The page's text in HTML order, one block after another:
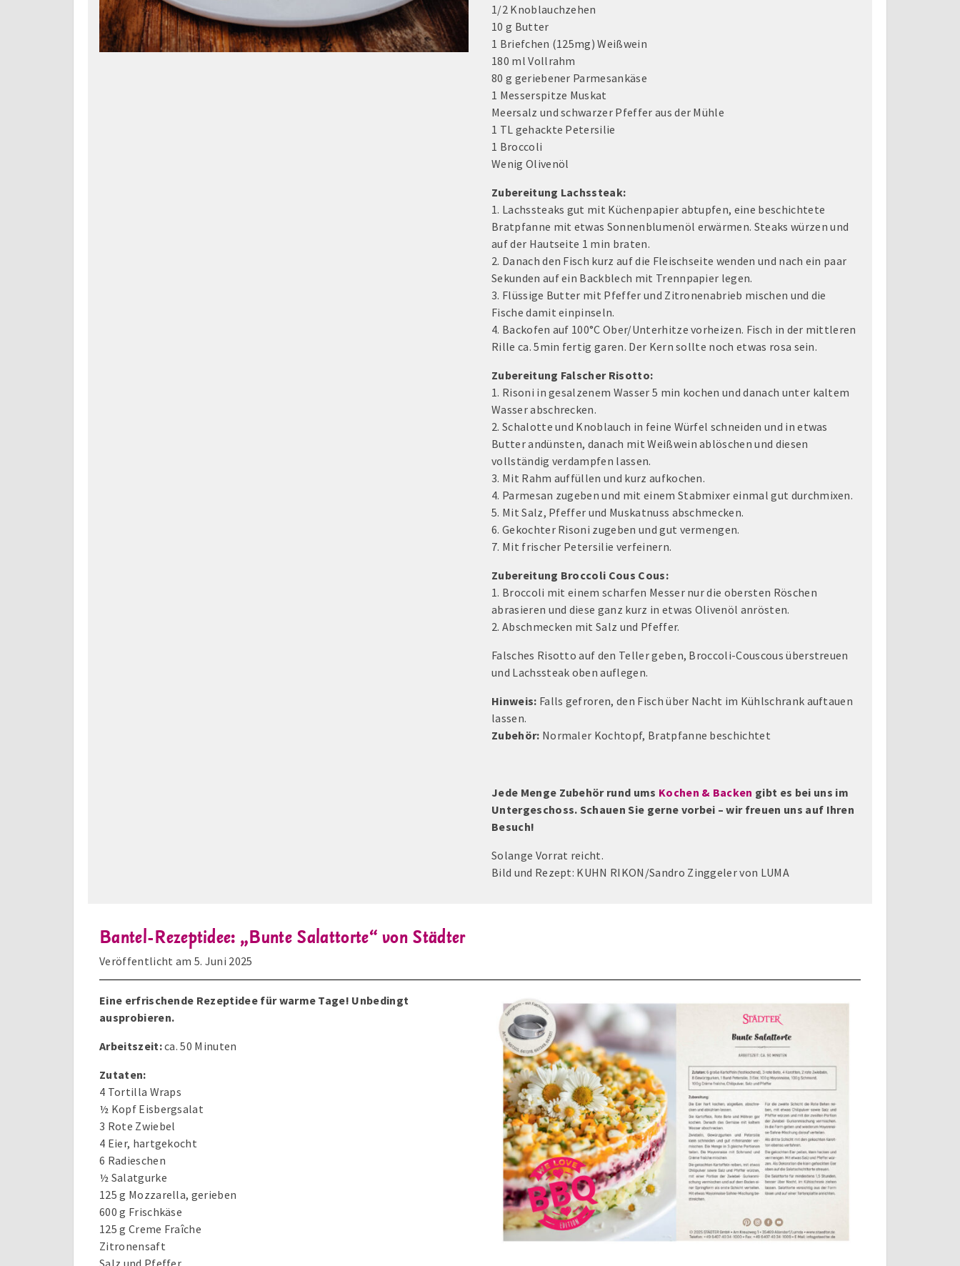
1/2 Knoblauchzehen
10 g Butter
1 Briefchen (125mg) Weißwein
180 ml Vollrahm
80 g geriebener Parmesankäse
1 Messerspitze Muskat
Meersalz und schwarzer Pfeffer aus der Mühle
1 TL gehackte Petersilie
1 Broccoli
Wenig Olivenöl
Zubereitung Lachssteak:
1. Lachssteaks gut mit Küchenpapier abtupfen, eine beschichtete
Bratpfanne mit etwas Sonnenblumenöl erwärmen. Steaks würzen und
auf der Hautseite 1 min braten.
2. Danach den Fisch kurz auf die Fleischseite wenden und nach ein paar
Sekunden auf ein Backblech mit Trennpapier legen.
3. Flüssige Butter mit Pfeffer und Zitronenabrieb mischen und die
Fische damit einpinseln.
4. Backofen auf 100°C Ober/Unterhitze vorheizen. Fisch in der mittleren
Rille ca. 5min fertig garen. Der Kern sollte noch etwas rosa sein.
Zubereitung Falscher Risotto:
1. Risoni in gesalzenem Wasser 5 min kochen und danach unter kaltem
Wasser abschrecken.
2. Schalotte und Knoblauch in feine Würfel schneiden und in etwas
Butter andünsten, danach mit Weißwein ablöschen und diesen
vollständig verdampfen lassen.
3. Mit Rahm auffüllen und kurz aufkochen.
4. Parmesan zugeben und mit einem Stabmixer einmal gut durchmixen.
5. Mit Salz, Pfeffer und Muskatnuss abschmecken.
6. Gekochter Risoni zugeben und gut vermengen.
7. Mit frischer Petersilie verfeinern.
Zubereitung Broccoli Cous Cous:
1. Broccoli mit einem scharfen Messer nur die obersten Röschen
abrasieren und diese ganz kurz in etwas Olivenöl anrösten.
2. Abschmecken mit Salz und Pfeffer.
Falsches Risotto auf den Teller geben, Broccoli-Couscous überstreuen
und Lachssteak oben auflegen.
Hinweis: Falls gefroren, den Fisch über Nacht im Kühlschrank auftauen
lassen.
Zubehör: Normaler Kochtopf, Bratpfanne beschichtet
Jede Menge Zubehör rund ums Kochen & Backen gibt es bei uns im
Untergeschoss. Schauen Sie gerne vorbei – wir freuen uns auf Ihren
Besuch!
Solange Vorrat reicht.
Bild und Rezept: KUHN RIKON/Sandro Zinggeler von LUMA
Bantel-Rezeptidee: „Bunte Salattorte“ von Städter
Veröffentlicht am 5. Juni 2025
Eine erfrischende Rezeptidee für warme Tage! Unbedingt
ausprobieren.
Arbeitszeit:ca. 50 Minuten
Zutaten:
4 Tortilla Wraps
½ Kopf Eisbergsalat
3 Rote Zwiebel
4 Eier, hartgekocht
6 Radieschen
½ Salatgurke
125 g Mozzarella, gerieben
600 g Frischkäse
125 g Creme Fraîche
Zitronensaft